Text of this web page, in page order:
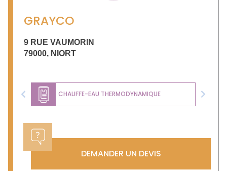
GRAYCO
9 RUE VAUMORIN
79000, NIORT
CHAUFFE-EAU THERMODYNAMIQUE
Previous Next
DEMANDER UN DEVIS